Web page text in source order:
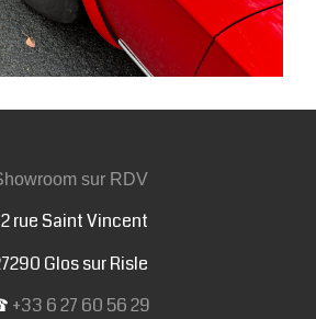
sur RDV
rue Saint Vincent
Glos sur Risle
+33 6 27 60 56 29